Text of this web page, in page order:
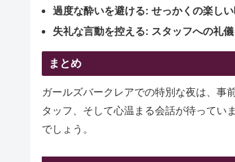
過度な酔いを避ける: せっかくの楽し
失礼な言動を控える: スタッフへの礼
まとめ
ガールズバークレアでの特別な夜は、事
タッフ、そして心温まる会話が待ってい
でしょう。